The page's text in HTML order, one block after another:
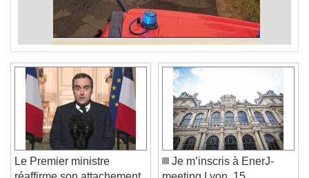
Le Premier ministre
Je m’inscris à EnerJ-